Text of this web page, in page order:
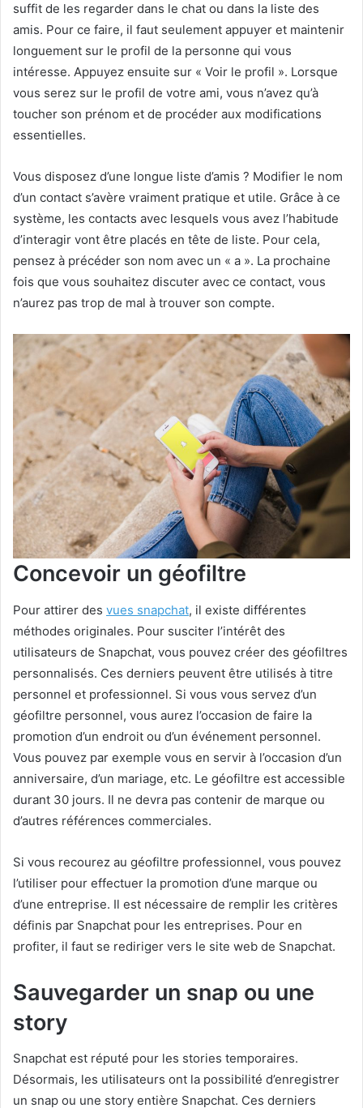
suffit de les regarder dans le chat ou dans la liste des
amis. Pour ce faire, il faut seulement appuyer et maintenir
longuement sur le profil de la personne qui vous
intéresse. Appuyez ensuite sur « Voir le profil ». Lorsque
vous serez sur le profil de votre ami, vous n’avez qu’à
toucher son prénom et de procéder aux modifications
essentielles.
Vous disposez d’une longue liste d’amis ? Modifier le nom
d’un contact s’avère vraiment pratique et utile. Grâce à ce
système, les contacts avec lesquels vous avez l’habitude
d’interagir vont être placés en tête de liste. Pour cela,
pensez à précéder son nom avec un « a ». La prochaine
fois que vous souhaitez discuter avec ce contact, vous
n’aurez pas trop de mal à trouver son compte.
Concevoir un géofiltre
Pour attirer des vues snapchat, il existe différentes
méthodes originales. Pour susciter l’intérêt des
utilisateurs de Snapchat, vous pouvez créer des géofiltres
personnalisés. Ces derniers peuvent être utilisés à titre
personnel et professionnel. Si vous vous servez d’un
géofiltre personnel, vous aurez l’occasion de faire la
promotion d’un endroit ou d’un événement personnel.
Vous pouvez par exemple vous en servir à l’occasion d’un
anniversaire, d’un mariage, etc. Le géofiltre est accessible
durant 30 jours. Il ne devra pas contenir de marque ou
d’autres références commerciales.
Si vous recourez au géofiltre professionnel, vous pouvez
l’utiliser pour effectuer la promotion d’une marque ou
d’une entreprise. Il est nécessaire de remplir les critères
définis par Snapchat pour les entreprises. Pour en
profiter, il faut se rediriger vers le site web de Snapchat.
Sauvegarder un snap ou une
story
Snapchat est réputé pour les stories temporaires.
Désormais, les utilisateurs ont la possibilité d’enregistrer
un snap ou une story entière Snapchat. Ces derniers